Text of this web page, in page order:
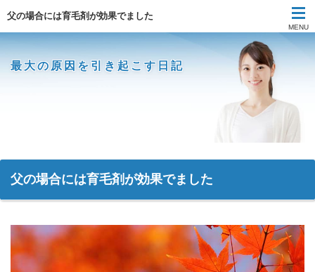
父の場合には育毛剤が効果でました
MENU
最大の原因を引き起こす日記
父の場合には育毛剤が効果でました